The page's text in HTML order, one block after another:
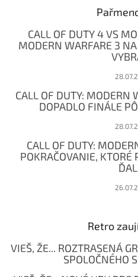
CALL OF DUTY 4 VS
MODERN WARFARE 3
CALL OF DUTY: MODERN
DOPADLO FINÁLE
CALL OF DUTY:
POKRAČOVANIE, KTORÉ
Retro
VIEŠ, ŽE... ROZTRASENÁ
SPOLOČNÉHO